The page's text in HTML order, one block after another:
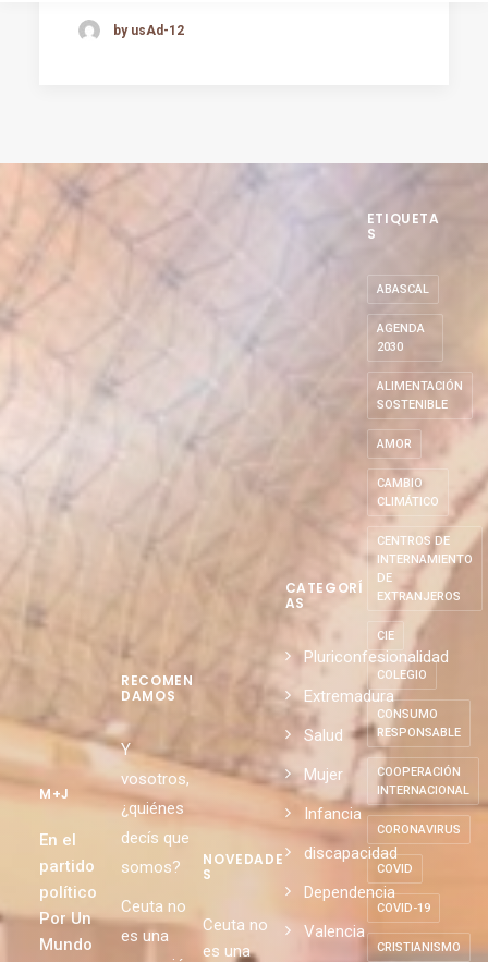
by usAd-12
M+J
En el
partido
político
Por Un
Mundo
RECOMEN
DAMOS
Y
vosotros,
¿quiénes
decís que
somos?
Ceuta no
es una
NOVEDADE
S
Ceuta no
es una
CATEGORÍ
AS
Pluriconfesionalidad
Extremadura
Salud
Mujer
Infancia
discapacidad
Dependencia
Valencia
ETIQUETA
S
ABASCAL
AGENDA
2030
ALIMENTACIÓN
SOSTENIBLE
AMOR
CAMBIO
CLIMÁTICO
CENTROS DE
INTERNAMIENTO
DE
EXTRANJEROS
CIE
COLEGIO
CONSUMO
RESPONSABLE
COOPERACIÓN
INTERNACIONAL
CORONAVIRUS
COVID
COVID-19
CRISTIANISMO